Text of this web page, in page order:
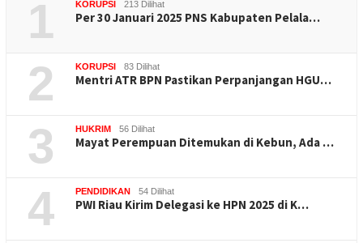
1 KORUPSI 213 Dilihat
Per 30 Januari 2025 PNS Kabupaten Pelala…
2 KORUPSI 83 Dilihat
Mentri ATR BPN Pastikan Perpanjangan HGU…
3 HUKRIM 56 Dilihat
Mayat Perempuan Ditemukan di Kebun, Ada …
4 PENDIDIKAN 54 Dilihat
PWI Riau Kirim Delegasi ke HPN 2025 di K…